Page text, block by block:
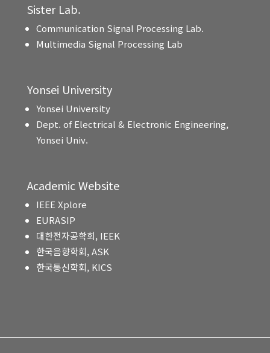
Sister Lab.
Communication Signal Processing Lab.
Multimedia Signal Processing Lab
Yonsei University
Yonsei University
Dept. of Electrical & Electronic Engineering,
Yonsei Univ.
Academic Website
IEEE Xplore
EURASIP
대한전자공학회, IEEK
한국음향학회, ASK
한국통신학회, KICS